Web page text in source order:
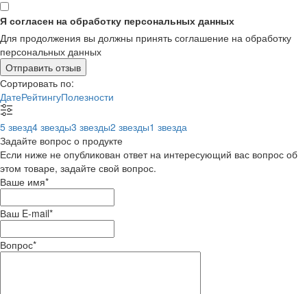
Я согласен на обработку персональных данных
Для продолжения вы должны принять соглашение на обработку
персональных данных
Отправить отзыв
Сортировать по:
ДатеРейтингуПолезности
5 звезд4 звезды3 звезды2 звезды1 звезда
Задайте вопрос о продукте
Если ниже не опубликован ответ на интересующий вас вопрос об
этом товаре, задайте свой вопрос.
Ваше имя*
Ваш E-mail*
Вопрос*